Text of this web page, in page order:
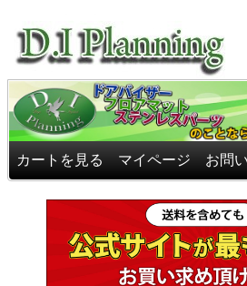
カートを見る マイページ お問